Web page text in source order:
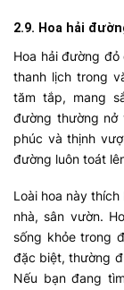
2.9. Hoa hải
Hoa hải đường
thanh lịch trong
tăm tắp, mang
đường thường nở
phúc và thịnh
đường luôn toát
Loài hoa này
nhà, sân vườn.
sống khỏe trong
đặc biệt, thường
Nếu bạn đang